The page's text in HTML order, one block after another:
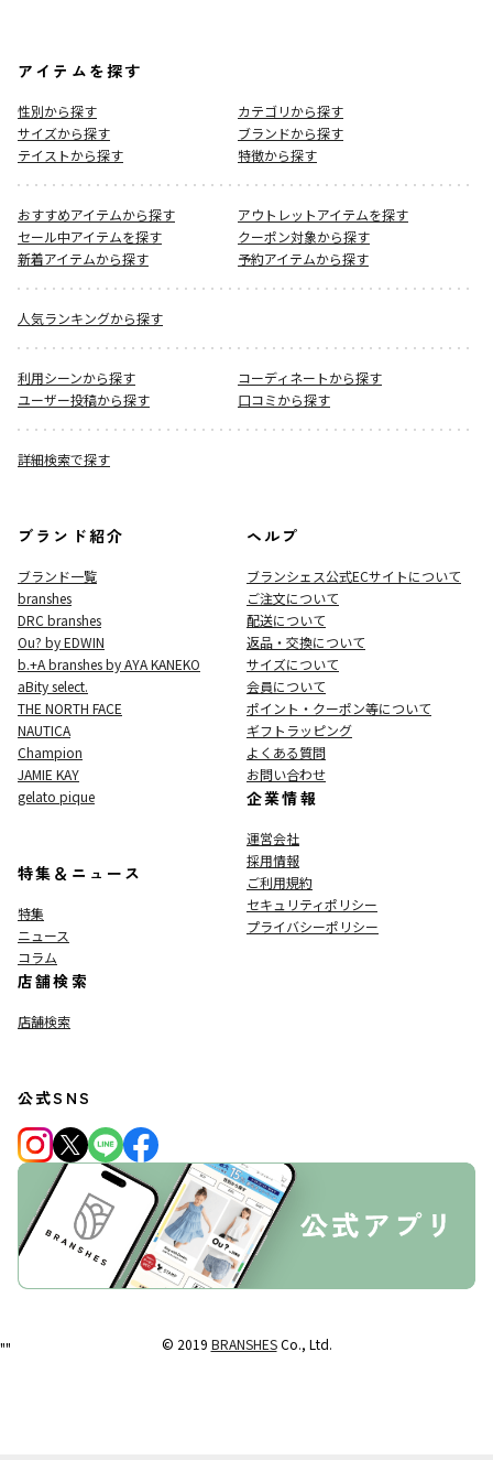
アイテムを探す
性別から探す
カテゴリから探す
サイズから探す
ブランドから探す
テイストから探す
特徴から探す
おすすめアイテムから探す
アウトレットアイテムを探す
セール中アイテムを探す
クーポン対象から探す
新着アイテムから探す
予約アイテムから探す
人気ランキングから探す
利用シーンから探す
コーディネートから探す
ユーザー投稿から探す
口コミから探す
詳細検索で探す
ブランド紹介
ブランド一覧
branshes
DRC branshes
Ou? by EDWIN
b.+A branshes by AYA KANEKO
aBity select.
THE NORTH FACE
NAUTICA
Champion
JAMIE KAY
gelato pique
特集＆ニュース
特集
ニュース
コラム
店舗検索
店舗検索
ヘルプ
ブランシェス公式ECサイトについて
ご注文について
配送について
返品・交換について
サイズについて
会員について
ポイント・クーポン等について
ギフトラッピング
よくある質問
お問い合わせ
企業情報
運営会社
採用情報
ご利用規約
セキュリティポリシー
プライバシーポリシー
公式SNS
© 2019 BRANSHESCo., Ltd.
""